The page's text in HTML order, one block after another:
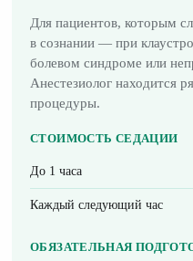
Для пациентов, которым
в сознании — при
болевом синдроме или
Анестезиолог находится
процедуры.
СТОИМОСТЬ СЕДАЦИИ
До 1 часа
Каждый следующий час
ОБЯЗАТЕЛЬНАЯ